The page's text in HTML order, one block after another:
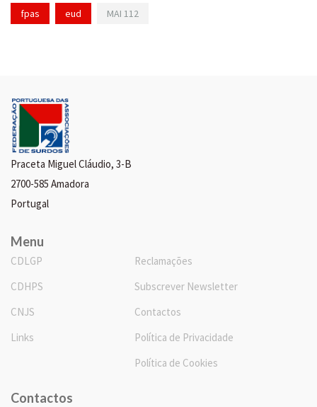
fpas eud MAI 112
Praceta Miguel Cláudio, 3-B
2700-585 Amadora
Portugal
Menu
CDLGP
CDHPS
CNJS
Links
Reclamações
Subscrever Newsletter
Contactos
Política de Privacidade
Política de Cookies
Contactos